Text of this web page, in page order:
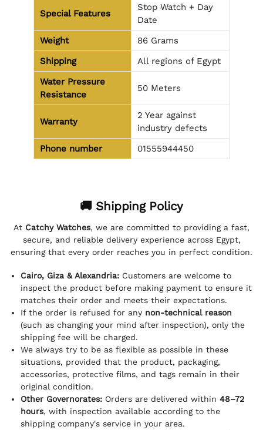
Special Features
Stop Watch + Day
Date
Weight
86 Grams
Shipping
All regions of Egypt
Water Pressure
Resistance
50 Meters
Warranty
2 Year against
industry defects
Phone number
01555944450
🚚 Shipping Policy
At Catchy Watches, we are committed to providing a fast,
secure, and reliable delivery experience across Egypt,
ensuring that every order reaches you in perfect condition.
Cairo, Giza & Alexandria: Customers are welcome to
inspect the product before making payment to ensure it
matches their order and meets their expectations.
If the order is refused for any non-technical reason
(such as changing your mind after inspection), only the
shipping fee will be charged.
We always try to be as flexible as possible in these
situations, provided that the product, packaging,
accessories, protective films, and tags remain in their
original condition.
Other Governorates: Orders are delivered within 48–72
hours, with inspection available according to the
shipping company's service in your area.